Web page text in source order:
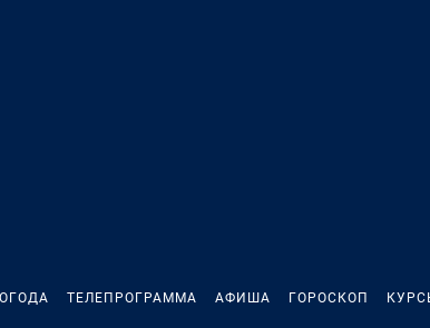
ТЕЛЕПРОГРАММА АФИША ГОРОСКОП